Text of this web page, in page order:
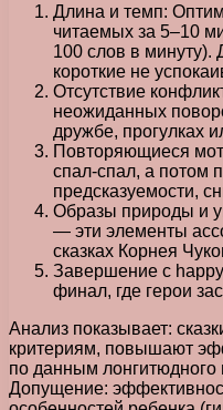
Длина и темп:
читаемых за 5–10
100 слов в минуту).
короткие не
Отсутствие
неожиданных
дружбе, прогулках
Повторяющиеся
спал-спал, а потом
предсказуемости,
Образы природы и
— эти элементы
сказках Корнея
Завершение с
финал, где герои
Анализ показывает:
критериям, повышают
по данным
Допущение: